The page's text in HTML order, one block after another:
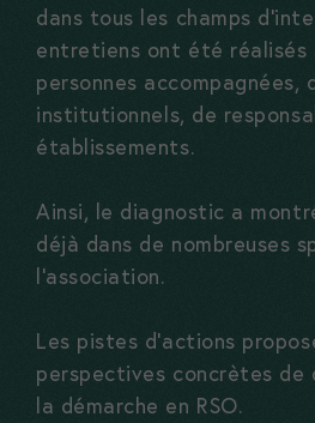
dans tous les champs
entretiens ont été réalisés
personnes accompagnées,
institutionnels, de
établissements.
Ainsi, le diagnostic a
déjà dans de nombreuses
l’association.
Les pistes d’actions
perspectives concrètes de
la démarche en RSO.